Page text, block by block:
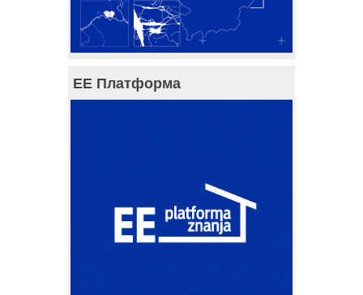
ЕЕ Платформа